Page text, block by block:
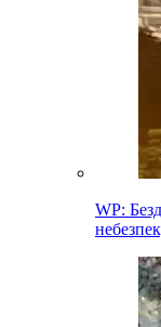
WP: